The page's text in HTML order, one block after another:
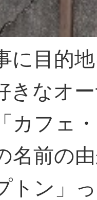
に目的
きなオ
カフェ
名前の
トン」